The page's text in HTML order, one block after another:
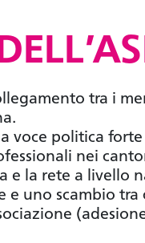
tra i
voce politica
nei
e la rete a livello
uno scambio